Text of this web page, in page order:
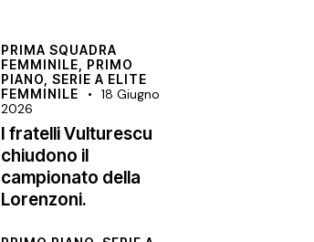
PRIMA SQUADRA
FEMMINILE, PRIMO
PIANO,SERIE A ELITE
FEMMINILE
18 Giugno
2026
I fratelli Vulturescu
chiudono il
campionato della
Lorenzoni.